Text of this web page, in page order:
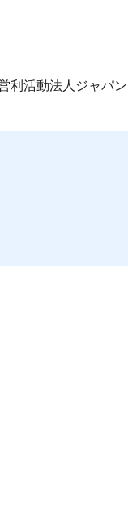
利活動法人ジャパ